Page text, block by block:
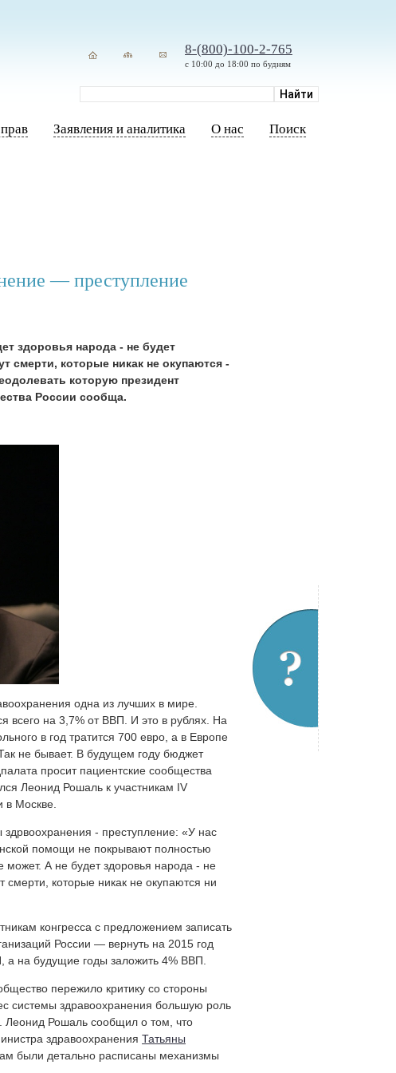
8-(800)-100-2-765
с 10:00 до 18:00 по будням
Заявления и аналитика О нас Поиск
— преступление
здоровья народа - не будет
смерти, которые никак не окупаются -
которую президент
России сообща.
одна из лучших в мире.
всего на 3,7% от ВВП. И это в рублях. На
в год тратится 700 евро, а в Европе
не бывает. В будущем году бюджет
просит пациентские сообщества
Леонид Рошаль к участникам IV
в Москве.
- преступление: «У нас
помощи не покрывают полностью
А не будет здоровья народа - не
смерти, которые никак не окупаются ни
конгресса с предложением записать
России — вернуть на 2015 год
а на будущие годы заложить 4% ВВП.
пережило критику со стороны
системы здравоохранения большую роль
Леонид Рошаль сообщил о том, что
здравоохранения Татьяны
были детально расписаны механизмы